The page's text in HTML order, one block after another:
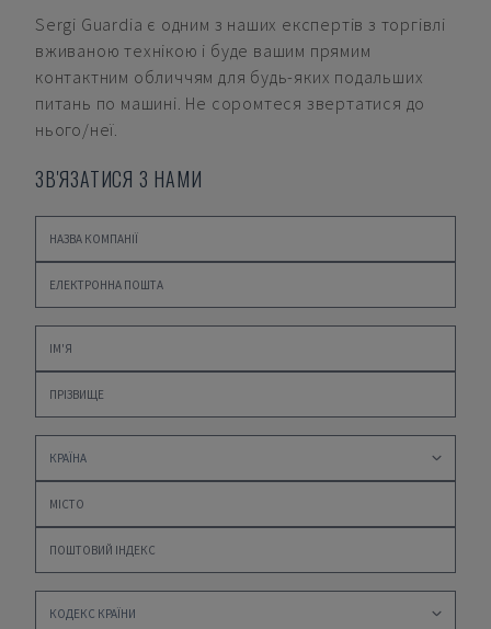
Sergi Guardia є одним з наших експертів з торгівлі
вживаною технікою і буде вашим прямим
контактним обличчям для будь-яких подальших
питань по машині. Не соромтеся звертатися до
нього/неї.
ЗВ'ЯЗАТИСЯ З НАМИ